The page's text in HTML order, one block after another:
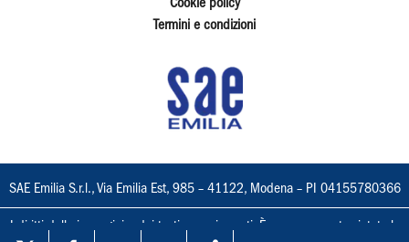
Cookie policy
Termini e condizioni
SAE Emilia S.r.l., Via Emilia Est, 985 – 41122, Modena – PI 04155780366
I diritti delle immagini e dei testi sono riservati. È espressamente vietata la